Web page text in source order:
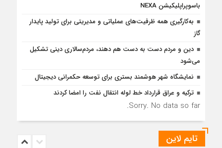
باسوپراپلیکیشن NEXA
به‌کارگیری همه ظرفیت‌های عملیاتی و مدیریتی برای تولید پایدار
گاز
دین و مردم دست به‌ دست هم دهند، مردم‌سالاری دینی تشکیل
می‌شود
نمایشگاه شهر هوشمند بستری برای توسعه حکمرانی دیجیتال
ترکیه و عراق قرارداد خط لوله انتقال نفت را امضا کردند
Sorry. No data so far.
تایم لاین